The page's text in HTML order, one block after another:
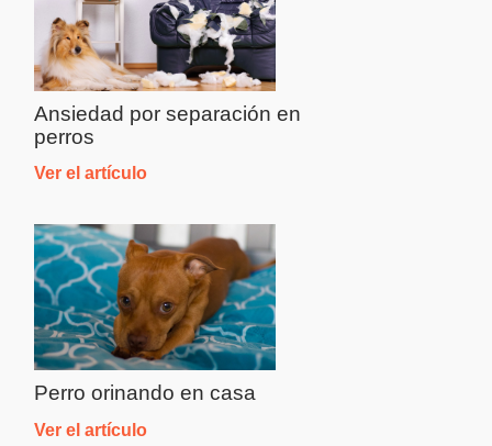
Ansiedad por separación en
perros
Ver el artículo
Perro orinando en casa
Ver el artículo